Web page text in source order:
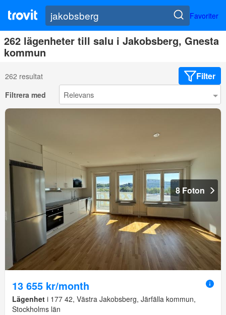
Favoriter
262 lägenheter till salu i Jakobsberg, Gnesta
kommun
262 resultat Filter
Filtrera med
8 Foton
13 655 kr/month
Lägenhet i 177 42, Västra Jakobsberg, Järfälla kommun,
Stockholms län